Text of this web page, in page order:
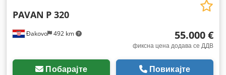
Đakovo 492 km
PAVAN P 320
55.000 €
фиксна цена додава се ДДВ
Побарајте Повикајте